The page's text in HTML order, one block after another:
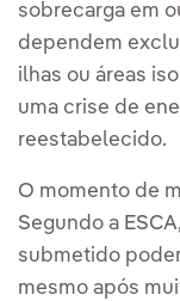
sobrecarga em
dependem
ilhas ou áreas
uma crise de
reestabelecido.
O momento de
Segundo a
submetido
mesmo após